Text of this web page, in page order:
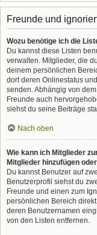
Freunde und
Wozu benötige ich die
Du kannst diese Listen
verwalten. Mitglieder, die
deinem persönlichen
dort deren Onlinestatus
senden. Abhängig von
Freunde auch
siehst du seine Beiträge
Nach oben
Wie kann ich Mitglieder
Mitglieder hinzufügen
Du kannst Benutzer auf
Benutzerprofil siehst du
Freunde und einen zum
persönlichen Bereich
deren Benutzernamen
von den Listen entfernen.